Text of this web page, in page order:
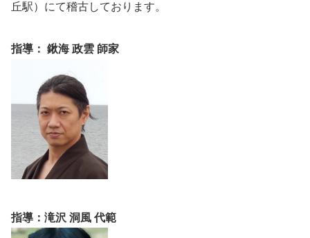
丘駅）にて稽古しております。
指導： 鍬海 政雲 師家
指導： 滝沢 洞風 代範